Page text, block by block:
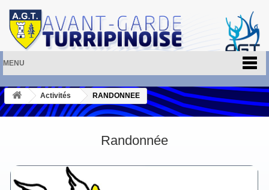
MENU
Activités RANDONNEE
Randonnée